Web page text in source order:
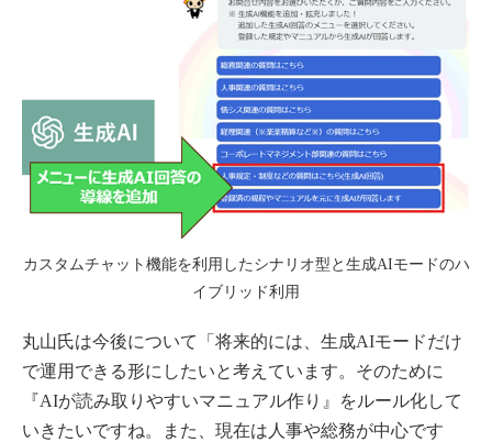
カスタムチャット機能を利用したシナリオ型と生成AIモードのハ
イブリッド利用
丸山氏は今後について「将来的には、生成AIモードだけ
で運用できる形にしたいと考えています。そのために
『AIが読み取りやすいマニュアル作り』をルール化して
いきたいですね。また、現在は人事や総務が中心です